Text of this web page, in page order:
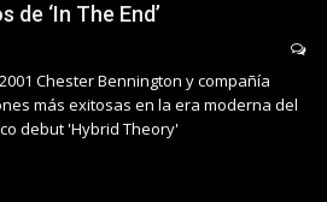
de ‘In The End’
Chester Bennington y compañía
más exitosas en la era moderna del
debut 'Hybrid Theory'